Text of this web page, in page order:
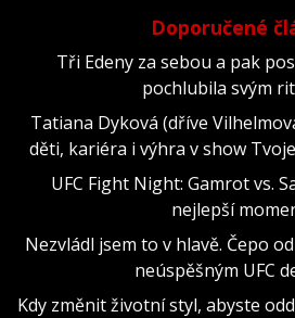
Doporučené
Tři Edeny za sebou a pak
pochlubila svým
Tatiana Dyková (dříve
děti, kariéra i výhra v show
UFC Fight Night: Gamrot vs.
nejlepší
Nezvládl jsem to v hlavě. Čepo
neúspěšným UFC
Kdy změnit životní styl, abyste